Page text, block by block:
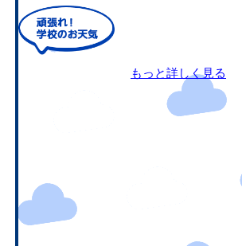
もっと詳しく見る